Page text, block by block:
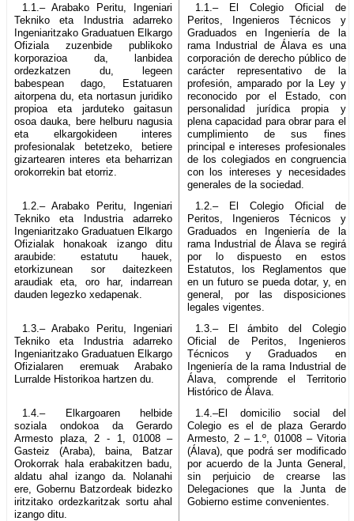
1.1.– Arabako Peritu, Ingeniari
Tekniko eta Industria adarreko
Ingeniaritzako Graduatuen Elkargo
Ofiziala zuzenbide publikoko
korporazioa da, lanbidea
ordezkatzen du, legeen
babespean dago, Estatuaren
aitorpena du, eta nortasun juridiko
propioa eta jarduteko gaitasun
osoa dauka, bere helburu nagusia
eta elkargokideen interes
profesionalak betetzeko, betiere
gizartearen interes eta beharrizan
orokorrekin bat etorriz.
1.1.– El Colegio Oficial de
Peritos, Ingenieros Técnicos y
Graduados en Ingeniería de la
rama Industrial de Álava es una
corporación de derecho público de
carácter representativo de la
profesión, amparado por la Ley y
reconocido por el Estado, con
personalidad jurídica propia y
plena capacidad para obrar para el
cumplimiento de sus fines
principal e intereses profesionales
de los colegiados en congruencia
con los intereses y necesidades
generales de la sociedad.
1.2.– Arabako Peritu, Ingeniari
Tekniko eta Industria adarreko
Ingeniaritzako Graduatuen Elkargo
Ofizialak honakoak izango ditu
araubide: estatutu hauek,
etorkizunean sor daitezkeen
araudiak eta, oro har, indarrean
dauden legezko xedapenak.
1.2.– El Colegio Oficial de
Peritos, Ingenieros Técnicos y
Graduados en Ingeniería de la
rama Industrial de Álava se regirá
por lo dispuesto en estos
Estatutos, los Reglamentos que
en un futuro se pueda dotar, y, en
general, por las disposiciones
legales vigentes.
1.3.– Arabako Peritu, Ingeniari
Tekniko eta Industria adarreko
Ingeniaritzako Graduatuen Elkargo
Ofizialaren eremuak Arabako
Lurralde Historikoa hartzen du.
1.3.– El ámbito del Colegio
Oficial de Peritos, Ingenieros
Técnicos y Graduados en
Ingeniería de la rama Industrial de
Álava, comprende el Territorio
Histórico de Álava.
1.4.– Elkargoaren helbide
soziala ondokoa da Gerardo
Armesto plaza, 2 - 1, 01008 –
Gasteiz (Araba), baina, Batzar
Orokorrak hala erabakitzen badu,
aldatu ahal izango da. Nolanahi
ere, Gobernu Batzordeak bidezko
iritzitako ordezkaritzak sortu ahal
izango ditu.
1.4.–El domicilio social del
Colegio es el de plaza Gerardo
Armesto, 2 – 1.º, 01008 – Vitoria
(Álava), que podrá ser modificado
por acuerdo de la Junta General,
sin perjuicio de crearse las
Delegaciones que la Junta de
Gobierno estime convenientes.